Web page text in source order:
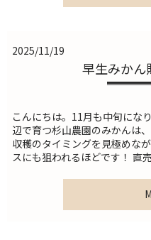
2025/11/19
早生みかん
こんにちは。11月も中旬にな
辺で育つ杉山農園のみかんは
収穫のタイミングを見極めな
スにも狙われるほどです！ 直